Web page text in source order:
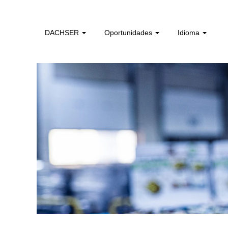
DACHSER Oportunidades Idioma